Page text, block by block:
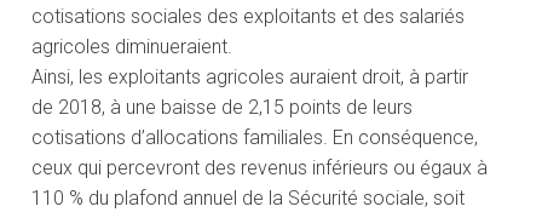
cotisations sociales des exploitants et des salariés
agricoles diminueraient.
Ainsi, les exploitants agricoles auraient droit, à partir
de 2018, à une baisse de 2,15 points de leurs
cotisations d’allocations familiales. En conséquence,
ceux qui percevront des revenus inférieurs ou égaux à
110 % du plafond annuel de la Sécurité sociale, soit